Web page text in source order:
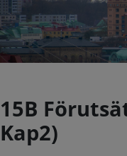
15B
Kap2)